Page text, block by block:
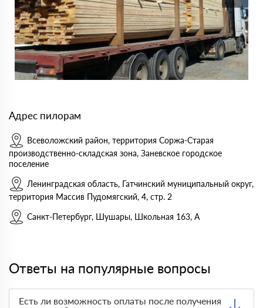
Адрес пилорам
Всеволожский район, территория Соржа-Старая
производственно-складская зона, Заневское городское
поселение
Ленинградская область, Гатчинский муниципальный округ,
территория Массив Пудомягский, 4, стр. 2
Санкт-Петербург, Шушары, Школьная 163, А
Ответы на популярные вопросы
Есть ли возможность оплаты после получения